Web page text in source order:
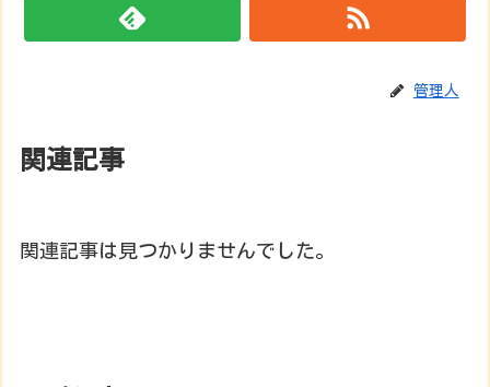
管理人
関連記事
関連記事は見つかりませんでした。